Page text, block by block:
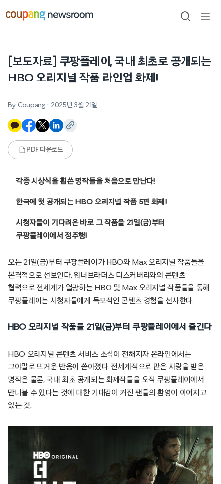
건너뛰기
검색
[보도자료] 쿠팡플레이, 국내 최초로 공개되는
HBO 오리지널 작품 라인업 화제!
By Coupang · 2025년 3월 21일
PDF 다운로드
각종 시상식을 휩쓴 명작들을 처음으로 만난다!
한국에 첫 공개되는 HBO 오리지널 작품 5편 화제!
시청자들이 기다려온 바로 그 작품을 21일(금)부터
쿠팡플레이에서 정주행!
오는 21일(금)부터 쿠팡플레이가 HBO와 Max 오리지널 작품들을
본격적으로 선보인다. 워너브라더스 디스커버리와의 콘텐츠
협력으로 전세계가 열광하는 HBO 및 Max 오리지널 작품들을 통해
쿠팡플레이는 시청자들에게 독보적인 콘텐츠 경험을 선사한다.
HBO 오리지널 작품들 21일(금)부터 쿠팡플레이에서 즐긴다
HBO 오리지널 콘텐츠 서비스 소식이 전해지자 온라인에서는
그야말로 뜨거운 반응이 쏟아졌다. 전세계적으로 많은 사랑을 받은
명작은 물론, 국내 최초 공개되는 화제작들을 오직 쿠팡플레이에서
만나볼 수 있다는 것에 대한 기대감이 커진 팬들의 환영이 이어지고
있는 것.